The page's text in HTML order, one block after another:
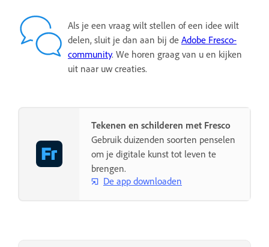
Als je een vraag wilt stellen of een idee wilt
delen, sluit je dan aan bij de Adobe Fresco-
community. We horen graag van u en kijken
uit naar uw creaties.
Tekenen en schilderen met Fresco
Gebruik duizenden soorten penselen
om je digitale kunst tot leven te
brengen.
De app downloaden